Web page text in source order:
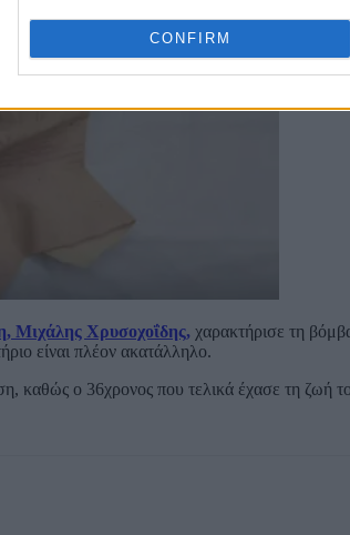
CONFIRM
Μιχάλης Χρυσοχοΐδης, χαρακτήρισε τη
είναι πλέον ακατάλληλο.
ο 36χρονος που τελικά έχασε τη ζωή